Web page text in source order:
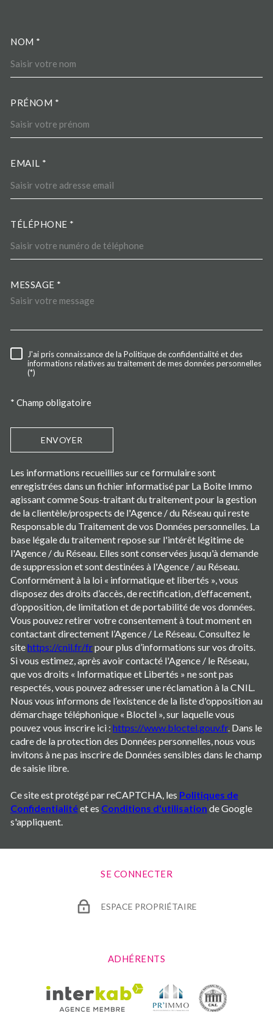
NOM *
PRÉNOM *
EMAIL *
TÉLÉPHONE *
MESSAGE *
RÈGLEMENTATION
J'ai pris connaissance de la Politique de confidentialité et des
informations relatives au traitement de mes données personnelles
(*)
* Champ obligatoire
ENVOYER
Les informations recueillies sur ce formulaire sont
enregistrées dans un fichier informatisé par La Boite Immo
agissant comme Sous-traitant du traitement pour la gestion
de la clientèle/prospects de l'Agence / du Réseau qui reste
Responsable du Traitement de vos Données personnelles. La
base légale du traitement repose sur l'intérêt légitime de
l'Agence / du Réseau. Elles sont conservées jusqu'à demande
de suppression et sont destinées à l'Agence / au Réseau.
Conformément à la loi « informatique et libertés », vous
disposez des droits d’accès, de rectification, d’effacement,
d’opposition, de limitation et de portabilité de vos données.
Vous pouvez retirer votre consentement à tout moment en
contactant directement l’Agence / Le Réseau. Consultez le
sitehttps://cnil.fr/frpour plus d’informations sur vos droits.
Si vous estimez, après avoir contacté l'Agence / le Réseau,
que vos droits « Informatique et Libertés » ne sont pas
respectés, vous pouvez adresser une réclamation à la CNIL.
Nous vous informons de l’existence de la liste d'opposition au
démarchage téléphonique « Bloctel », sur laquelle vous
pouvez vous inscrire ici : https://www.bloctel.gouv.fr. Dans le
cadre de la protection des Données personnelles, nous vous
invitons à ne pas inscrire de Données sensibles dans le champ
de saisie libre.
Ce site est protégé par reCAPTCHA, les Politiques de
Confidentialitéet es Conditions d'utilisation de Google
s'appliquent.
SE CONNECTER
ESPACE PROPRIÉTAIRE
ADHÉRENTS